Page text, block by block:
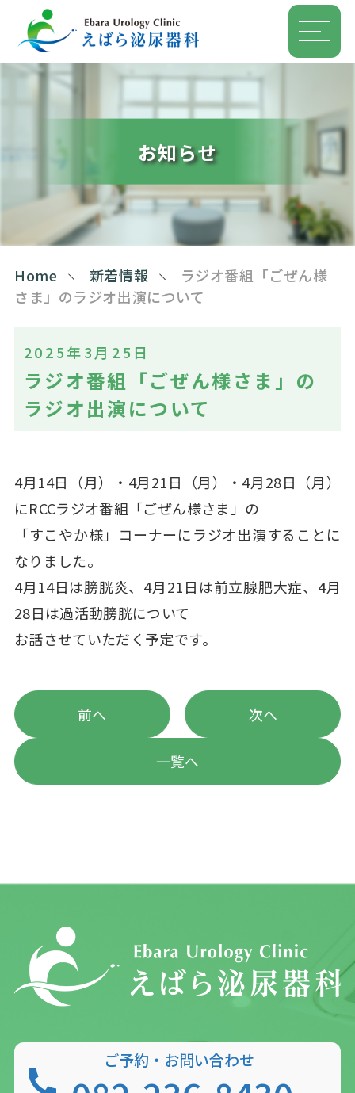
お知らせ
Home 新着情報
ラジオ番組「ごぜん様
さま」のラジオ出演について
2025年3月25日
ラジオ番組「ごぜん様さま」の
ラジオ出演について
4月14日（月）・4月21日（月）・4月28日（月）
にRCCラジオ番組「ごぜん様さま」の
「すこやか様」コーナーにラジオ出演することに
なりました。
4月14日は膀胱炎、4月21日は前立腺肥大症、4月
28日は過活動膀胱について
お話させていただく予定です。
前へ
一覧へ
次へ
ご予約・お問い合わせ